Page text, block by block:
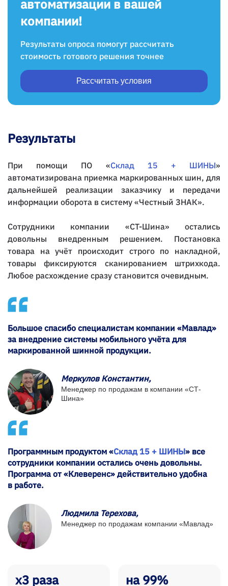
автоматизации в вашей
компании!
Результаты опроса помогут рассчитать
стоимость готового решения точнее
Рассчитать условия
Результаты
При помощи ПО «Склад 15 + ШИНЫ»
автоматизирована приемка маркированных шин, для
дальнейшей реализации заказчику и передачи
информации оборота в систему «Честный ЗНАК».
Сотрудники компании «СТ-Шина» остались
довольны внедренным решением. Постановка
товара на учёт происходит строго по накладной,
товары фиксируются сканированием штрихкода.
Любое расхождение сразу становится очевидным.
Большое спасибо специалистам компании «Мавлад»
за внедрение системы мобильного учёта для
маркированной шинной продукции.
Меркулов Константин,
Менеджер по продажам в компании «СТ-
Шина»
Программным продуктом «Склад 15 + ШИНЫ» все
сотрудники компании остались очень довольны.
Программа от «Клеверенс» действительно удобна
в работе.
Людмила Терехова,
Менеджер по продажам компании «Мавлад»
х3 раза на 99%